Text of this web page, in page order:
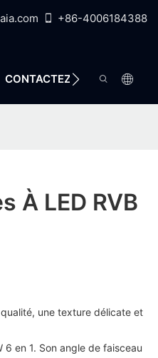
+86-4006184388
CONTACTEZ-NOUS
À LED RVB
une texture délicate et
6 en 1. Son angle de faisceau